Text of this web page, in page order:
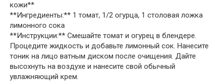
кожи**
**Ингредиенты:** 1 томат, 1/2 огурца, 1 столовая ложка
лимонного сока
**Инструкции:** Смешайте томат и огурец в блендере.
Процедите жидкость и добавьте лимонный сок. Нанесите
тоник на лицо ватным диском после очищения. Дайте
высохнуть на воздухе и нанесите свой обычный
увлажняющий крем.